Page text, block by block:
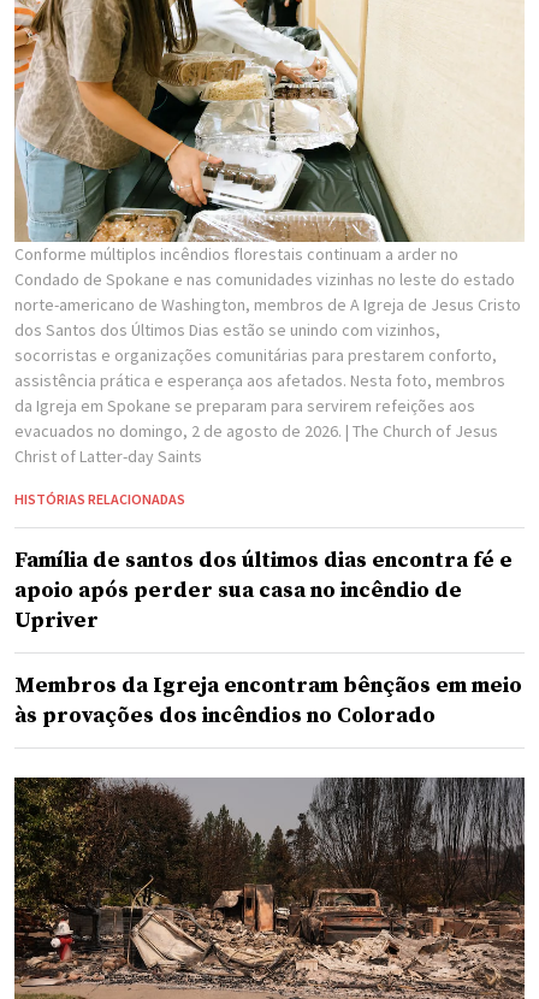
Conforme múltiplos incêndios florestais continuam a arder no
Condado de Spokane e nas comunidades vizinhas no leste do estado
norte-americano de Washington, membros de A Igreja de Jesus Cristo
dos Santos dos Últimos Dias estão se unindo com vizinhos,
socorristas e organizações comunitárias para prestarem conforto,
assistência prática e esperança aos afetados. Nesta foto, membros
da Igreja em Spokane se preparam para servirem refeições aos
evacuados no domingo, 2 de agosto de 2026. | The Church of Jesus
Christ of Latter-day Saints
HISTÓRIAS RELACIONADAS
Família de santos dos últimos dias encontra fé e
apoio após perder sua casa no incêndio de
Upriver
Membros da Igreja encontram bênçãos em meio
às provações dos incêndios no Colorado